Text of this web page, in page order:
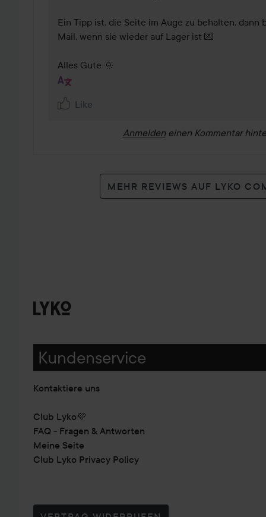
Ein Tipp ist, die Seite im Auge zu behalten, dann
Mail, wenn sie wieder auf Lager ist 💌
Alles Gute 🌞
Like
Anmelden einen Kommentar
MEHR REVIEWS AUF LYKO
Kundenservice
Kontaktiere uns
Club Lyko💜
FAQ - Fragen & Antworten
Meine Seite
Club Lyko Privacy Policy